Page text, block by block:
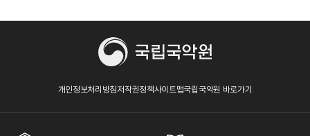
개인정보처리방침저작권정책사이트맵국립국악원 바로가기